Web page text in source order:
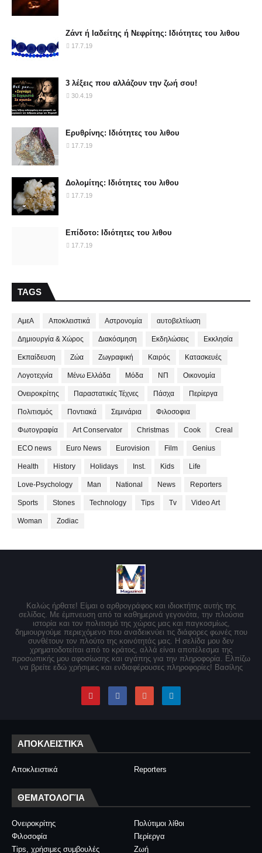
Ζάντ ή Ιαδείτης ή Νεφρίτης: Ιδιότητες του λιθου
17.7.19
3 λέξεις που αλλάζουν την ζωή σου!
30.4.19
Ερυθρίνης: Ιδιότητες του λιθου
17.7.19
Δολομίτης: Ιδιότητες του λιθου
17.7.19
Επίδοτο: Ιδιότητες του λιθου
17.7.19
TAGS
ΑμεΑ Αποκλειστικά Αστρονομία αυτοβελτίωση
Δημιουργία & Χώρος Διακόσμηση Εκδηλώσεις Εκκλησία
Εκπαίδευση Ζώα Ζωγραφική Καιρός Κατασκευές
Λογοτεχνία Μένω Ελλάδα Μόδα ΝΠ Οικονομία
Ονειροκρίτης Παραστατικές Τέχνες Πάσχα Περίεργα
Πολιτισμός Ποντιακά Σεμινάρια Φιλοσοφια
Φωτογραφία Art Conservator Christmas Cook Creal
ECO news Euro News Eurovision Film Genius
Health History Holidays Inst. Kids Life
Love-Psychology Man National News Reporters
Sports Stones Technology Tips Tv Video Art
Woman Zodiac
Καλώς ήρθατε! Είμαι ο αρθρογράφος και ιδιοκτήτης αυτής της
σελίδας. Με έμπνευση από τα καθημερινά γεγονότα, την πλούσια
ιστορία και τον πολιτισμό της χώρας μας και παγκοσμίως,
δημιουργούμε περιεχόμενο που αναδεικνύει τις διάφορες φωνές που
συνθέτουν τον πλούτο της κοινότητάς μας. Η σελίδα μου δεν
χρηματοδοτείται από το κράτος, αλλά είναι αποτέλεσμα της
προσωπικής μου αφοσίωσης και αγάπης για την πληροφορία. Ελπίζω
να βρείτε εδώ χρήσιμες και ενδιαφέρουσες πληροφορίες! Βασίλης
ΑΠΟΚΛΕΙΣΤΙΚΆ
Αποκλειστικά Reporters
ΘΕΜΑΤΟΛΟΓΊΑ
Ονειροκρίτης
Πολύτιμοι λίθοι
Φιλοσοφία
Περίεργα
Tips, χρήσιμες συμβουλές
Ζωή